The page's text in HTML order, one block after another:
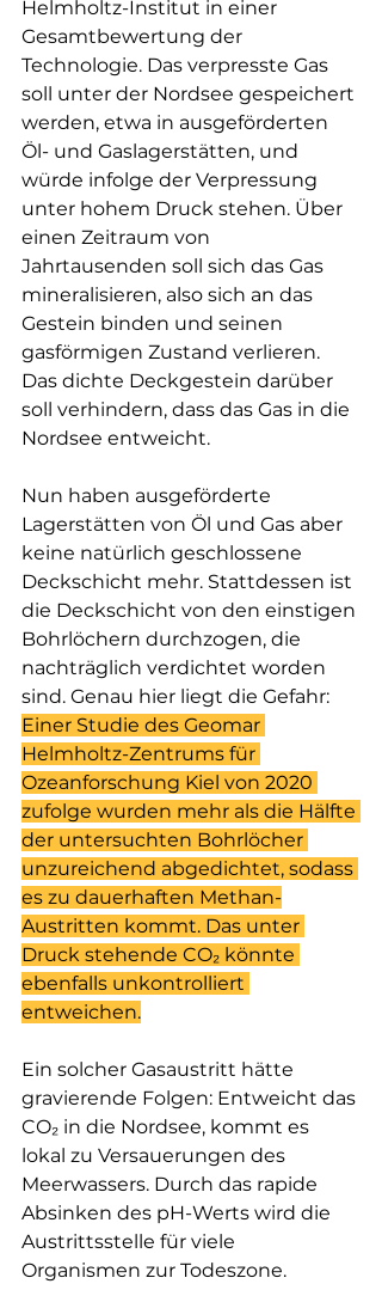
Helmholtz-Institut in einer
Gesamtbewertung der
Technologie. Das verpresste Gas
soll unter der Nordsee gespeichert
werden, etwa in ausgeförderten
Öl- und Gaslagerstätten, und
würde infolge der Verpressung
unter hohem Druck stehen. Über
einen Zeitraum von
Jahrtausenden soll sich das Gas
mineralisieren, also sich an das
Gestein binden und seinen
gasförmigen Zustand verlieren.
Das dichte Deckgestein darüber
soll verhindern, dass das Gas in die
Nordsee entweicht.
Nun haben ausgeförderte
Lagerstätten von Öl und Gas aber
keine natürlich geschlossene
Deckschicht mehr. Stattdessen ist
die Deckschicht von den einstigen
Bohrlöchern durchzogen, die
nachträglich verdichtet worden
sind. Genau hier liegt die Gefahr:
Einer Studie des Geomar
Helmholtz-Zentrums für
Ozeanforschung Kiel von 2020
zufolge wurden mehr als die Hälfte
der untersuchten Bohrlöcher
unzureichend abgedichtet, sodass
es zu dauerhaften Methan-
Austritten kommt. Das unter
Druck stehende CO₂ könnte
ebenfalls unkontrolliert
entweichen.
Ein solcher Gasaustritt hätte
gravierende Folgen: Entweicht das
CO₂ in die Nordsee, kommt es
lokal zu Versauerungen des
Meerwassers. Durch das rapide
Absinken des pH-Werts wird die
Austrittsstelle für viele
Organismen zur Todeszone.